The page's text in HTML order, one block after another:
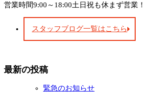
営業時間9:00～18:00土日祝も休まず営業！
スタッフブログ一覧はこちら
最新の投稿
緊急のお知らせ